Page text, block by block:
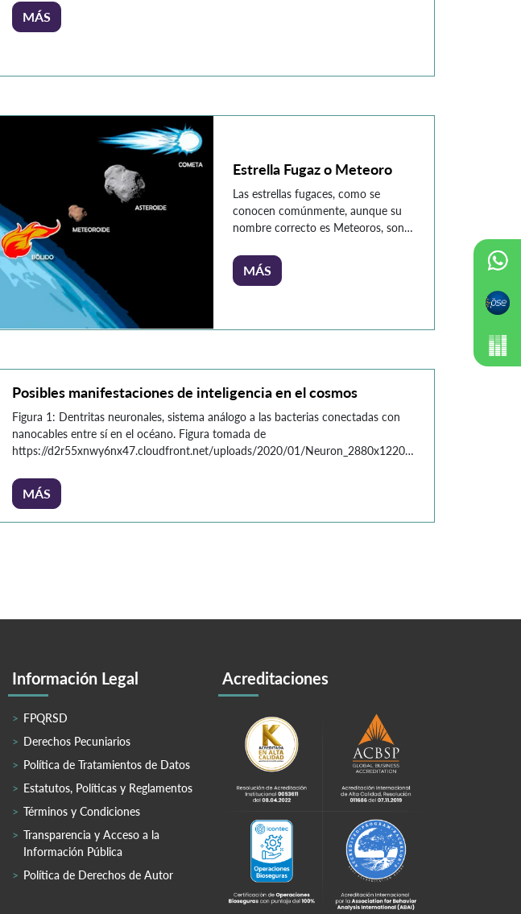
párrafo, reflexione sobre cómo se podría realizar […]
MÁS
Estrella Fugaz o Meteoro
Las estrellas fugaces, como se
conocen comúnmente, aunque su
nombre correcto es Meteoros, son
en un meteoroide, sea este una
partícula de hielo y polvo o rocas,
o resto de la formación del Sistema
MÁS
Posibles manifestaciones de inteligencia en el cosmos
Figura 1: Dentritas neuronales, sistema análogo a las bacterias conectadas con
nanocables entre sí en el océano. Figura tomada de
https://d2r55xnwy6nx47.cloudfront.net/uploads/2020/01/Neuron_2880x1220_Lede_HPA.jpg
vida presentes en nuestro entorno: desde todas las personas que nos
encontramos diariamente hasta algunos animales y plantas que pueblan nuestras
ciudades. Sin […]
MÁS
Información Legal
FPQRSD
Derechos Pecuniarios
Política de Tratamientos de Datos
Estatutos, Políticas y Reglamentos
Términos y Condiciones
Transparencia y Acceso a la
Información Pública
Política de Derechos de Autor
Acreditaciones